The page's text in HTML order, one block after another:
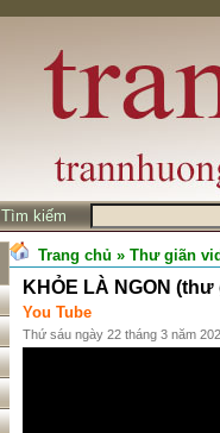
Tìm kiếm
Trang chủ » Thư giãn
KHỎE LÀ NGON
You Tube
Thứ sáu ngày 22 tháng 3 năm